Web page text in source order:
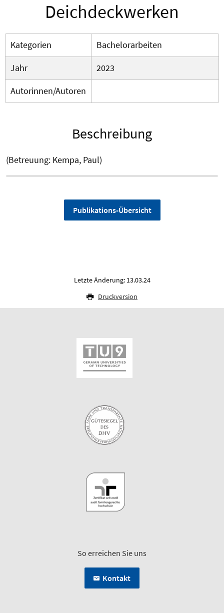
Deichdeckwerken
Kategorien
Bachelorarbeiten
Jahr
2023
Autorinnen/Autoren
Beschreibung
(Betreuung: Kempa, Paul)
Publikations-Übersicht
Letzte Änderung: 13.03.24
Druckversion
So erreichen Sie uns
Kontakt